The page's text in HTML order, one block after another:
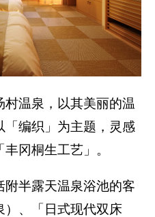
温泉，以其美丽的温
「编织」为主题，灵感
冈桐生工艺」。
半露天温泉浴池的客
）、「日式现代双床